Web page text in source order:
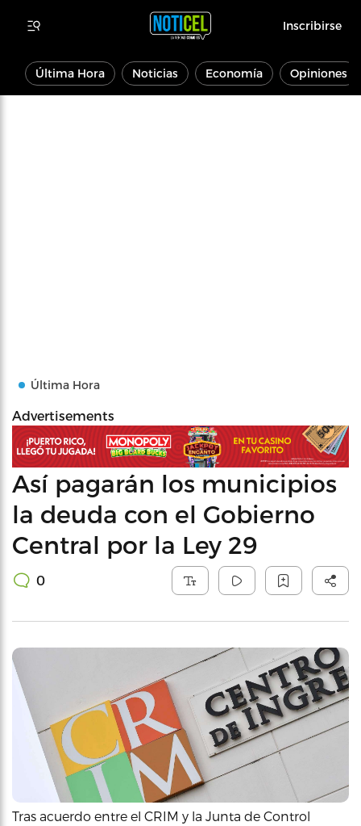
Inscribirse
Última Hora Noticias Economía Opiniones
Última Hora
Advertisements
Así pagarán los municipios
la deuda con el Gobierno
Central por la Ley 29
0
Tras acuerdo entre el CRIM y la Junta de Control